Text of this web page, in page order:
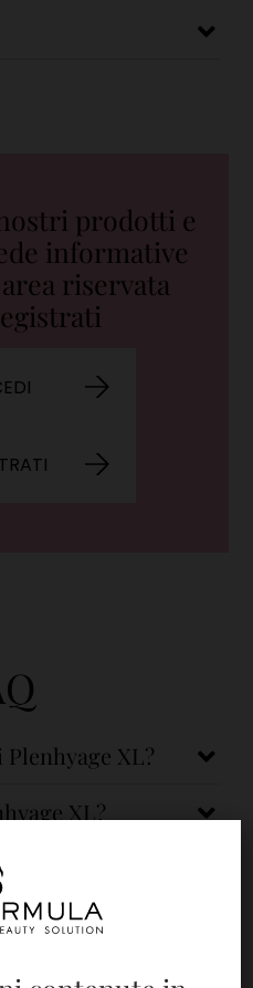
prodotti e
informative
riservata
XL?
XL?
con